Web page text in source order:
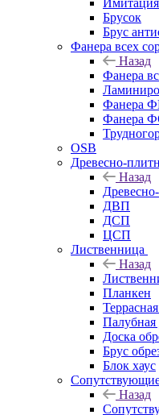
Имитация
Брусок
Брус
Фанера всех
Назад
Фанера
Фанера
Фанера
OSB
Древесно-
Назад
ДВП
ДСП
ЦСП
Лиственница
Назад
Планкен
Палубная
Доска
Брус
Блок хаус
Назад